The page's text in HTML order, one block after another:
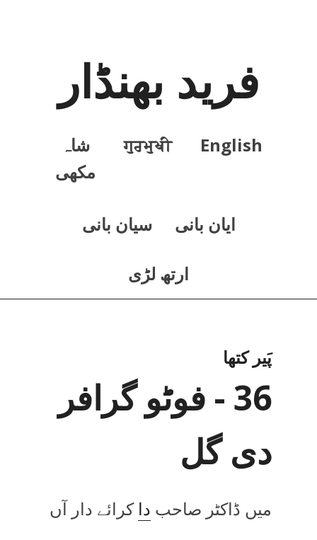
فرید بھنڈار
English
ਗੁਰਮੁਖੀ
شاہ
مکھی
ايان بانی سيان بانی
ارتھ لڑی
پَیر کتھا
36 - فوٹو گرافر
دی گل
میں ڈاکٹر صاحب دا کرائے دار آں